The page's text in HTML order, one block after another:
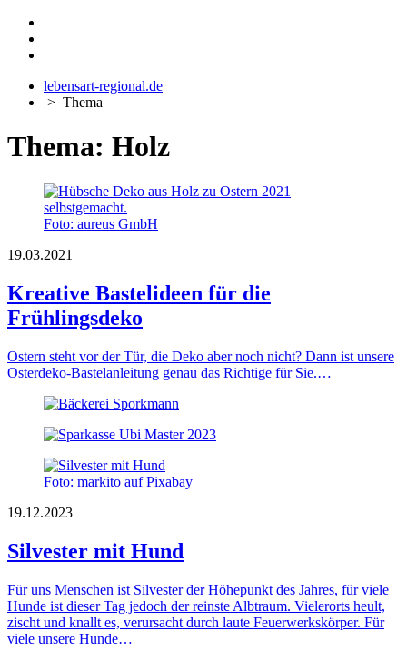
lebensart-regional.de
> Thema
Thema: Holz
Foto: aureus GmbH
19.03.2021
Kreative Bastelideen für die
Frühlingsdeko
Ostern steht vor der Tür, die Deko aber noch nicht? Dann ist unsere
Osterdeko-Bastelanleitung genau das Richtige für Sie.…
Foto: markito auf Pixabay
19.12.2023
Silvester mit Hund
Für uns Menschen ist Silvester der Höhepunkt des Jahres, für viele
Hunde ist dieser Tag jedoch der reinste Albtraum. Vielerorts heult,
zischt und knallt es, verursacht durch laute Feuerwerkskörper. Für
viele unsere Hunde…